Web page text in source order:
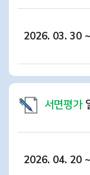
2026. 03. 30
서면평가
2026. 04. 20